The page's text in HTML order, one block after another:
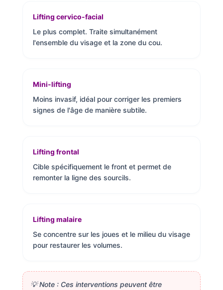
Lifting cervico-facial
Le plus complet. Traite simultanément
l'ensemble du visage et la zone du cou.
Mini-lifting
Moins invasif, idéal pour corriger les premiers
signes de l'âge de manière subtile.
Lifting frontal
Cible spécifiquement le front et permet de
remonter la ligne des sourcils.
Lifting malaire
Se concentre sur les joues et le milieu du visage
pour restaurer les volumes.
💡 Note : Ces interventions peuvent être